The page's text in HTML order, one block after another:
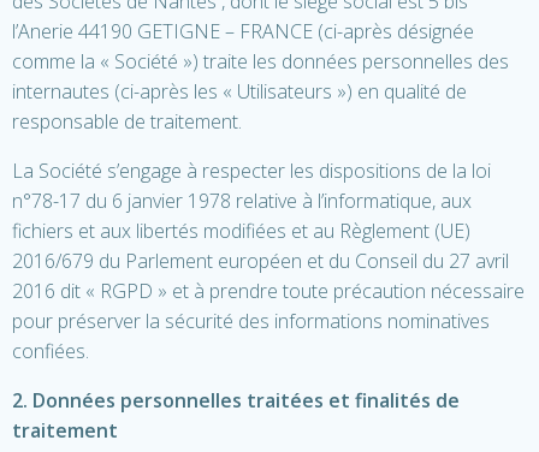
l’Anerie 44190 GETIGNE – FRANCE (ci-après désignée
comme la « Société ») traite les données personnelles des
internautes (ci-après les « Utilisateurs ») en qualité de
responsable de traitement.
La Société s’engage à respecter les dispositions de la loi
n°78-17 du 6 janvier 1978 relative à l’informatique, aux
fichiers et aux libertés modifiées et au Règlement (UE)
2016/679 du Parlement européen et du Conseil du 27 avril
2016 dit « RGPD » et à prendre toute précaution nécessaire
pour préserver la sécurité des informations nominatives
confiées.
2. Données personnelles traitées et finalités de
traitement